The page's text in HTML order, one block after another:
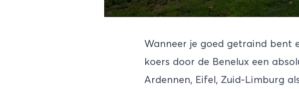
Wanneer je goed getraind bent
koers door de Benelux een
Ardennen, Eifel, Zuid-Limburg